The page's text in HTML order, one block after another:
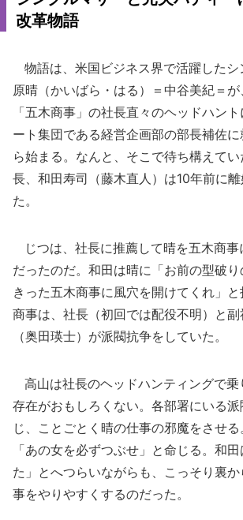
改革物語
物語は、米国ビジネス界で活躍したシ
原晴（かいばら・はる）＝中谷美紀＝
「五木商事」の社長直々のヘッドハン
ート集団である経営企画部の部長補佐
ら始まる。なんと、そこで待ち構えて
長、和田寿司（藤木直人）は10年前に
た。
じつは、社長に推薦して晴を五木商事
だったのだ。和田は晴に「お前の型破り
きった五木商事に風穴を開けてくれ」
商事は、社長（初回では配役不明）と
（奥田瑛士）が派閥抗争をしていた。
高山は社長のヘッドハンティングで乗
存在がおもしろくない。各部署にいる
じ、ことごとく晴の仕事の邪魔をさせ
「あの女を必ずつぶせ」と命じる。和
た」とへつらいながらも、こっそり裏
事をやりやすくするのだった。